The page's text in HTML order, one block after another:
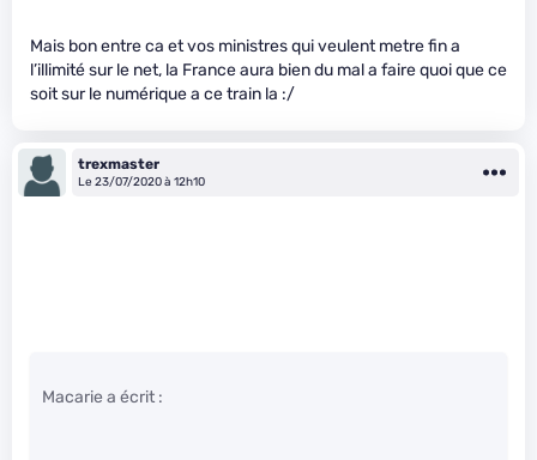
Mais bon entre ca et vos ministres qui veulent metre fin a
l’illimité sur le net, la France aura bien du mal a faire quoi que ce
soit sur le numérique a ce train la :/
trexmaster
Le 23/07/2020 à 12h10
Macarie a écrit :